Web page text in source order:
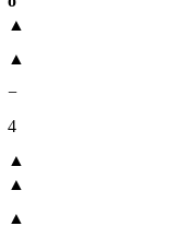
▲
▲
−
4
▲
▲
▲